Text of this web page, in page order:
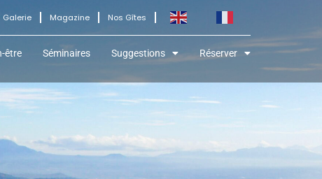
Galerie Magazine Nos Gîtes
être Séminaires Suggestions Réserver